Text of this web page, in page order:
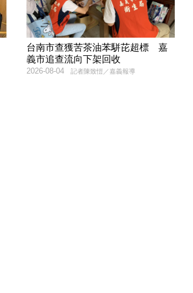
台南市查獲苦茶油苯駢芘超標 嘉
義市追查流向下架回收
記者陳致愷／嘉義報導
2026-08-04